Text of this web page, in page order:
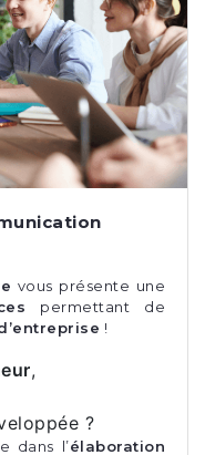
vous présente une
permettant de
!
,
?
dans l’élaboration